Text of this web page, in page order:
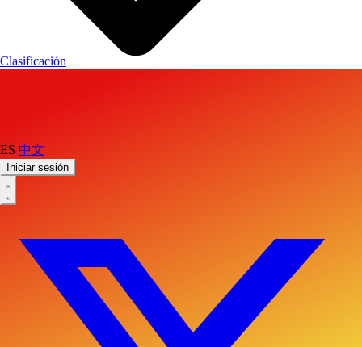
ES 中文
Iniciar sesión
Clasificación